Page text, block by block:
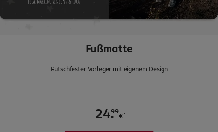
Fußmatte
Rutschfester Vorleger mit eigenem Design
24.
99
€*